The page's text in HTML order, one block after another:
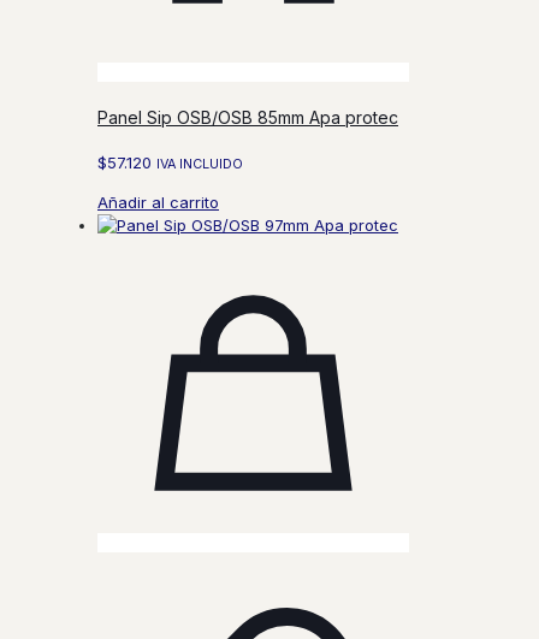
Panel Sip OSB/OSB 85mm Apa protec
$57.120 IVA INCLUIDO
Añadir al carrito